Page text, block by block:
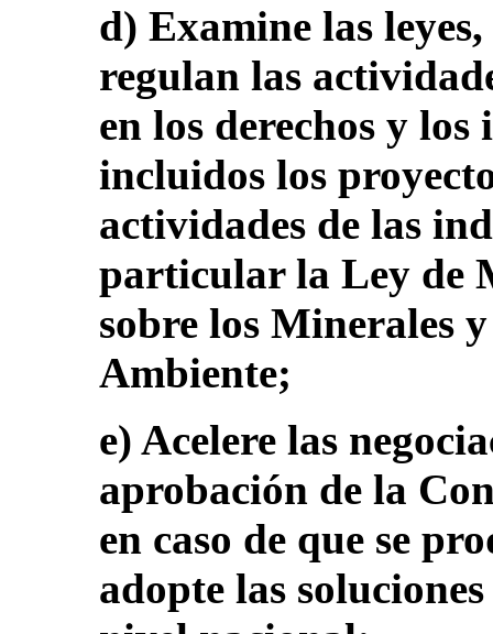
d) Examine las
regulan las
en los derechos y los
incluidos los
actividades de las
particular la Ley de
sobre los Minerales
Ambiente;
e) Acelere las
aprobación de la
en caso de que se
adopte las